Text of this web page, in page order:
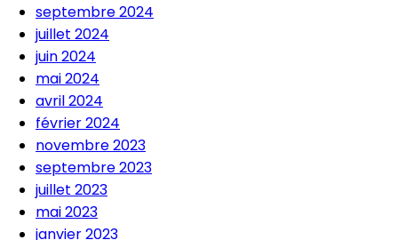
septembre 2024
juillet 2024
juin 2024
mai 2024
avril 2024
février 2024
novembre 2023
septembre 2023
juillet 2023
mai 2023
janvier 2023